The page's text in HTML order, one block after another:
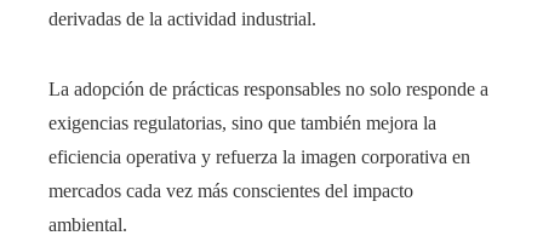
derivadas de la actividad industrial.
La adopción de prácticas responsables no solo responde a
exigencias regulatorias, sino que también mejora la
eficiencia operativa y refuerza la imagen corporativa en
mercados cada vez más conscientes del impacto
ambiental.